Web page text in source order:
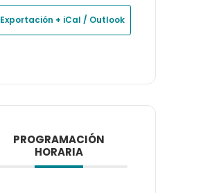
Exportación + iCal / Outlook
PROGRAMACIÓN
HORARIA